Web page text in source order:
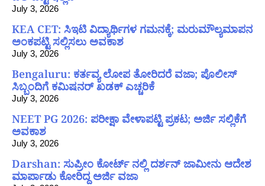
July 3, 2026
KEA CET: ಸಿಇಟಿ ವಿದ್ಯಾರ್ಥಿಗಳ ಗಮನಕ್ಕೆ; ಮರುಮೌಲ್ಯಮಾಪನ
ಅಂಕಪಟ್ಟಿ ಸಲ್ಲಿಸಲು ಅವಕಾಶ
July 3, 2026
Bengaluru: ಕರ್ತವ್ಯ ಲೋಪ ತೋರಿದರೆ ವಜಾ; ಪೊಲೀಸ್
ಸಿಬ್ಬಂದಿಗೆ ಕಮಿಷನರ್ ಖಡಕ್ ಎಚ್ಚರಿಕೆ
July 3, 2026
NEET PG 2026: ಪರೀಕ್ಷಾ ವೇಳಾಪಟ್ಟಿ ಪ್ರಕಟ; ಅರ್ಜಿ ಸಲ್ಲಿಕೆಗೆ
ಅವಕಾಶ
July 3, 2026
Darshan: ಸುಪ್ರೀಂ ಕೋರ್ಟ್ ನಲ್ಲಿ ದರ್ಶನ್ ಜಾಮೀನು ಆದೇಶ
ಮಾರ್ಪಾಡು ಕೋರಿದ್ದ ಅರ್ಜಿ ವಜಾ